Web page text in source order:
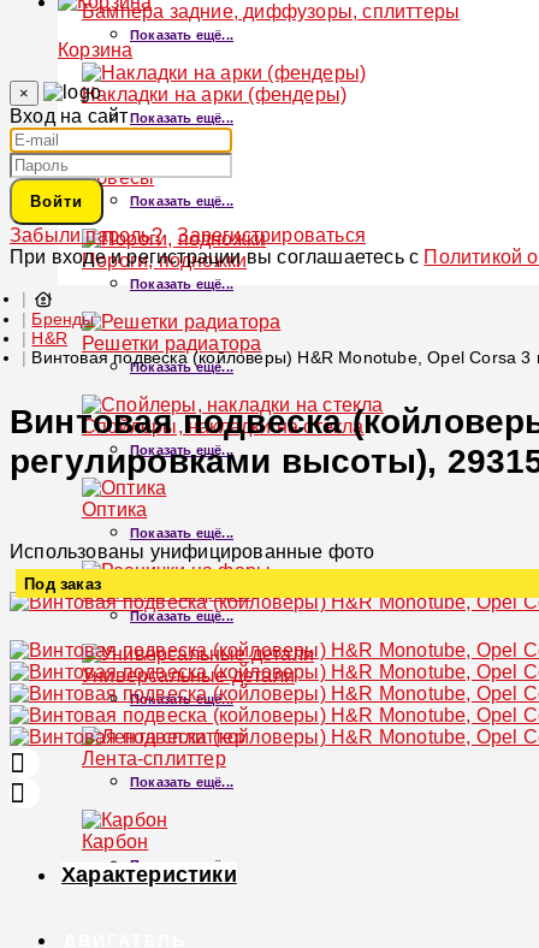
Бампера задние, диффузоры, сплиттеры
Показать ещё...
Накладки на арки (фендеры)
Показать ещё...
Обвесы
Показать ещё...
Пороги, подножки
Показать ещё...
Решетки радиатора
Показать ещё...
Спойлеры, накладки на стекла
Показать ещё...
Оптика
Показать ещё...
Реснички на фары
Показать ещё...
Универсальные детали
Показать ещё...
Лента-сплиттер
Показать ещё...
Карбон
Показать ещё...
Корзина
×
Вход на сайт
Войти
Забыли пароль?
Зарегистрироваться
При входе и регистрации вы соглашаетесь с Политикой
Бренды
H&R
Винтовая подвеска (койловеры) H&R Monotube, Opel Corsa
Винтовая подвеска
регулировками высоты),
Использованы унифицированные фото
Под заказ
Характеристики